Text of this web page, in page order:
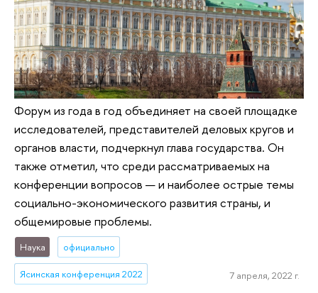
Форум из года в год объединяет на своей площадке
исследователей, представителей деловых кругов и
органов власти, подчеркнул глава государства. Он
также отметил, что среди рассматриваемых на
конференции вопросов — и наиболее острые темы
социально-экономического развития страны, и
общемировые проблемы.
Наука официально
Ясинская конференция 2022 7 апреля, 2022 г.